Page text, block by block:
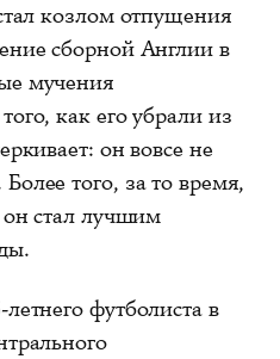
козлом отпущения
сборной Англии в
мучения
как его убрали из
он вовсе не
того, за то время,
стал лучшим
футболиста в